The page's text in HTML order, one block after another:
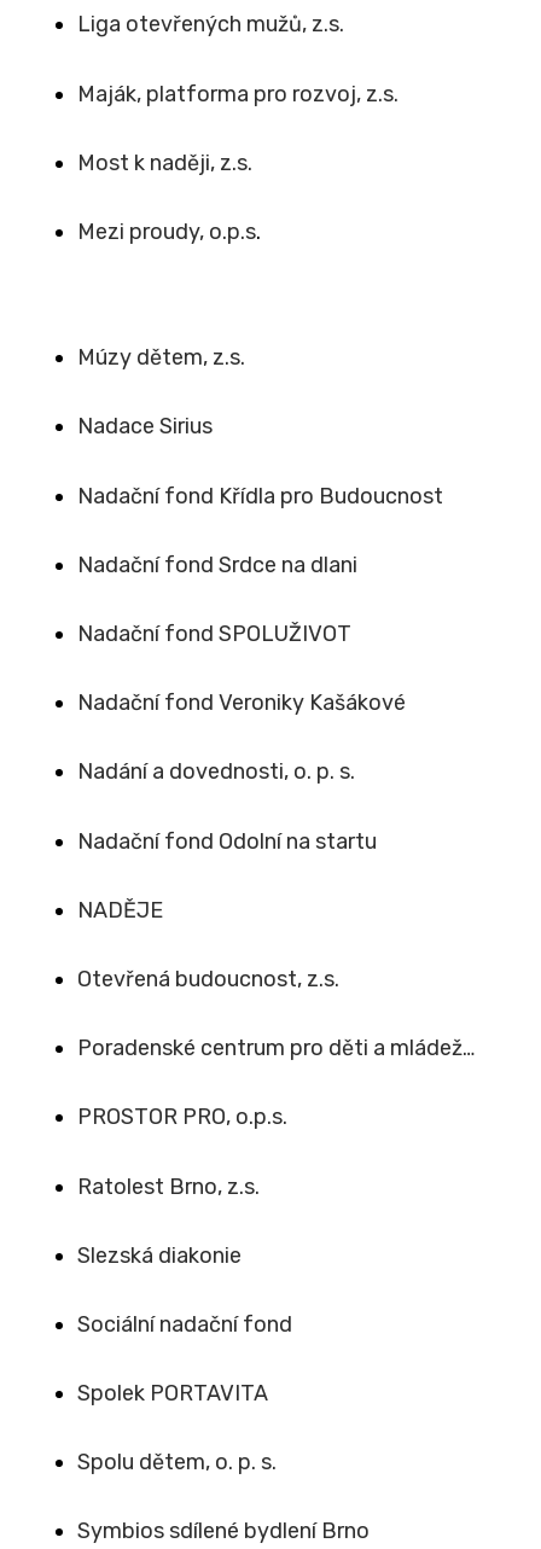
Liga otevřených mužů, z.s.
Maják, platforma pro rozvoj, z.s.
Most k naději, z.s.
Mezi proudy, o.p.s.
Múzy dětem, z.s.
Nadace Sirius
Nadační fond Křídla pro Budoucnost
Nadační fond Srdce na dlani
Nadační fond SPOLUŽIVOT
Nadační fond Veroniky Kašákové
Nadání a dovednosti, o. p. s.
Nadační fond Odolní na startu
NADĚJE
Otevřená budoucnost, z.s.
Poradenské centrum pro děti a mládež…
PROSTOR PRO, o.p.s.
Ratolest Brno, z.s.
Slezská diakonie
Sociální nadační fond
Spolek PORTAVITA
Spolu dětem, o. p. s.
Symbios sdílené bydlení Brno